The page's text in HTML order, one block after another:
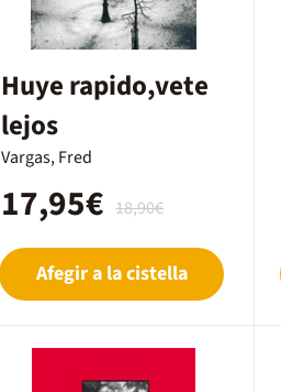
Huye rapido,vete
lejos
Vargas, Fred
18,90€
17,95€
Afegir a la cistella